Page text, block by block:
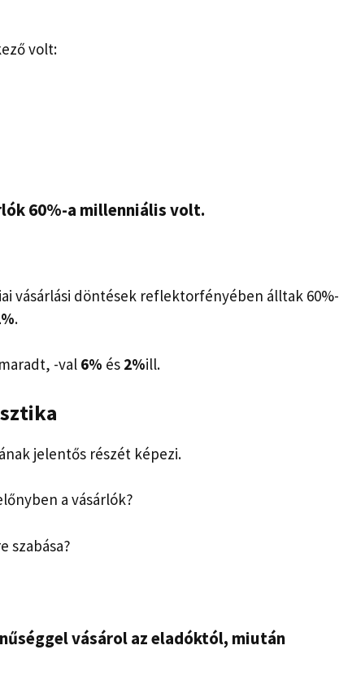
volt:
60%-a millenniális volt.
vásárlási döntések reflektorfényében álltak 60%-
.
-val 6% és 2%ill.
jelentős részét képezi.
a vásárlók?
szabása?
vásárol az eladóktól, miután